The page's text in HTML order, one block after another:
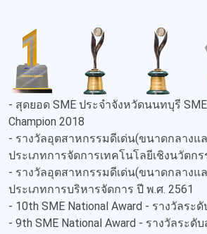
- สุดยอด SME ประจำจังหวัดนนทบุรี SME
Champion 2018
- รางวัลอุตสาหกรรมดีเด่น(ขนาดกลางแ
ประเภทการจัดการเทคโนโลยีเชิงนวัตกร
- รางวัลอุตสาหกรรมดีเด่น(ขนาดกลางแ
ประเภทการบริหารจัดการ ปี พ.ศ. 2561
- 10th SME National Award - รางวัลระ
- 9th SME National Award - รางวัลระดั